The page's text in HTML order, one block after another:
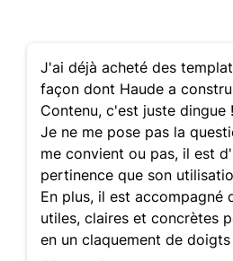
J'ai déjà acheté des
façon dont Haude a
Contenu, c'est juste dingue !
Je ne me pose pas la
me convient ou pas, il est
pertinence que son
En plus, il est accompagné
utiles, claires et concrètes
en un claquement de doigts